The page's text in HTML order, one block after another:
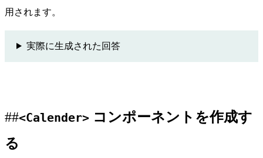
用されます。
実際に生成された回答
<Calender> コンポーネントを作成す
る